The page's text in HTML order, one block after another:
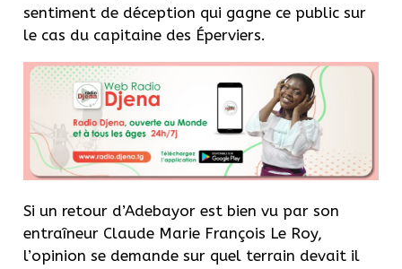
sentiment de déception qui gagne ce public sur
le cas du capitaine des Éperviers.
Si un retour d’Adebayor est bien vu par son
entraîneur Claude Marie François Le Roy,
l’opinion se demande sur quel terrain devait il